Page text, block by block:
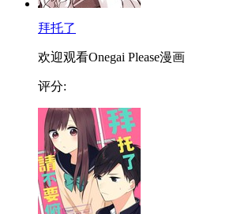
拜托了
欢迎观看Onegai Please漫画
评分: